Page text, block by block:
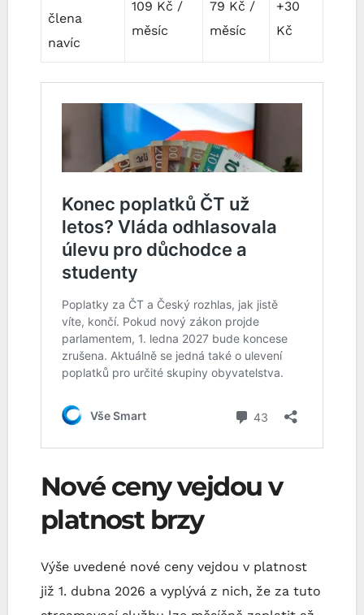
člena
navíc
109 Kč /
měsíc
79 Kč /
měsíc
+30
Kč
Nové ceny vejdou v
platnost brzy
Výše uvedené nové ceny vejdou v platnost
již 1. dubna 2026 a vyplývá z nich, že za tuto